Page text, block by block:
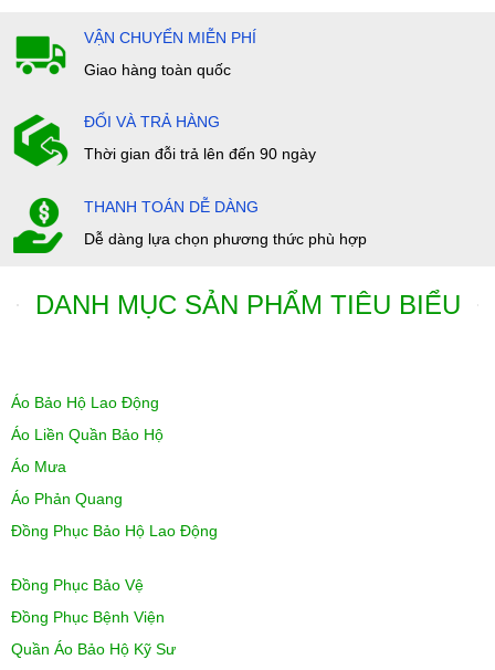
VẬN CHUYỂN MIỄN PHÍ
Giao hàng toàn quốc
ĐỔI VÀ TRẢ HÀNG
Thời gian đỗi trả lên đến 90 ngày
THANH TOÁN DỄ DÀNG
Dễ dàng lựa chọn phương thức phù hợp
DANH MỤC SẢN PHẨM TIÊU BIỂU
Áo Bảo Hộ Lao Động
Áo Liền Quần Bảo Hộ
Áo Mưa
Áo Phản Quang
Đồng Phục Bảo Hộ Lao Động
Đồng Phục Bảo Vệ
Đồng Phục Bệnh Viện
Quần Áo Bảo Hộ Kỹ Sư